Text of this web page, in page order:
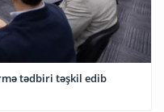
tədbiri təşkil edib